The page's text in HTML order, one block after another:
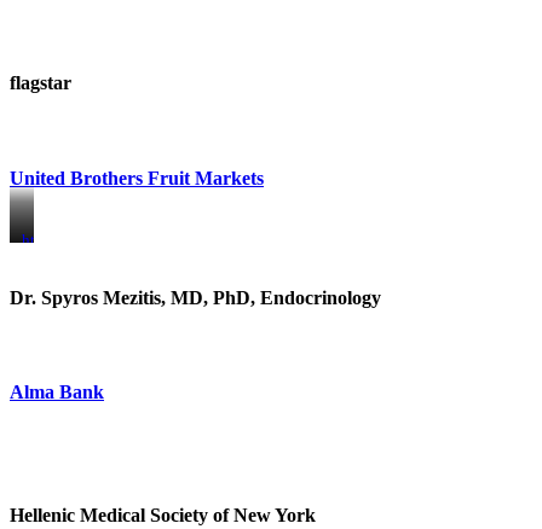
flagstar
United Brothers Fruit Markets
https://www.unitedbrothersfruitmarkets.com/
https://www.unitedbrothersfruitmarkets.com/
Dr. Spyros Mezitis, MD, PhD, Endocrinology
Alma Bank
Hellenic Medical Society of New York